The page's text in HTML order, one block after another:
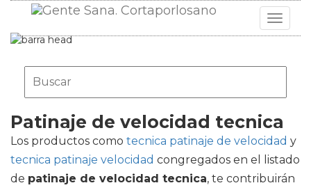
Toggle
Patinaje de velocidad tecnica
Los productos como tecnica patinaje de velocidad y
tecnica patinaje velocidad congregados en el listado
de patinaje de velocidad tecnica, te contribuirán